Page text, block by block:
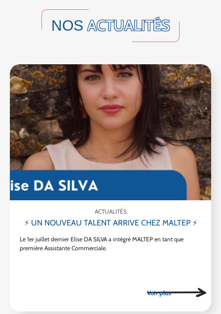
NOSACTUALITÉS
ACTUALITÉS
⚡ UN NOUVEAU TALENT ARRIVE CHEZ MALTEP ⚡
Le 1er juillet dernier Elise DA SILVA a intégré MALTEP en tant que
première Assistante Commerciale.